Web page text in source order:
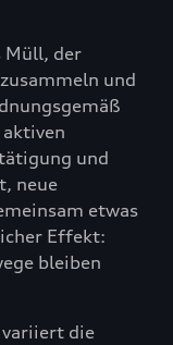
Müll, der
und
und
neue
etwas
Effekt:
bleiben
die